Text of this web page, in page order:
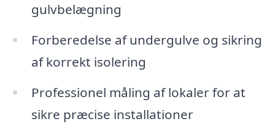
gulvbelægning
Forberedelse af undergulve og sikring
af korrekt isolering
Professionel måling af lokaler for at
sikre præcise installationer